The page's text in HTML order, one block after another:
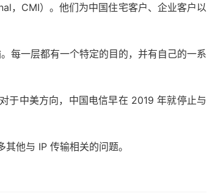
，CMI）。他们为中国住宅客户、企业客户以
每一层都有一个特定的目的，并有自己的一系
于中美方向，中国电信早在 2019 年就停止与
他与 IP 传输相关的问题。